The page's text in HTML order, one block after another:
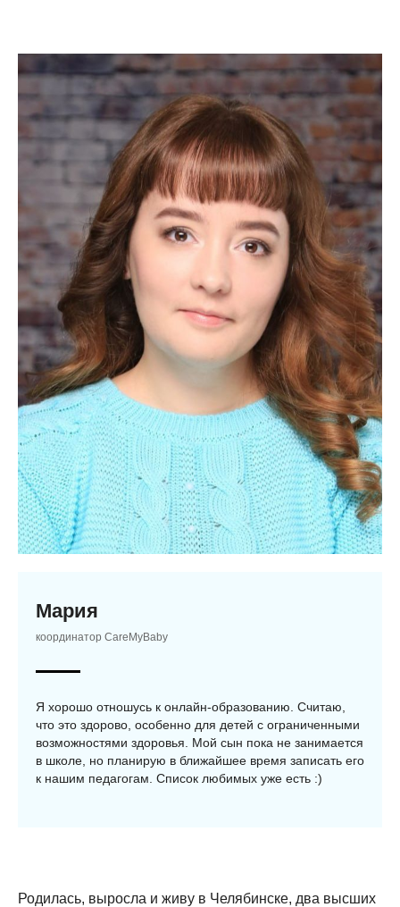
Мария
координатор CareMyBaby
Я хорошо отношусь к онлайн-образованию. Считаю,
что это здорово, особенно для детей с ограниченными
возможностями здоровья. Мой сын пока не занимается
в школе, но планирую в ближайшее время записать его
к нашим педагогам. Список любимых уже есть :)
Родилась, выросла и живу в Челябинске, два высших